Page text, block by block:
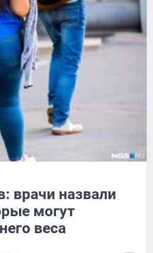
врачи назвали
могут
веса